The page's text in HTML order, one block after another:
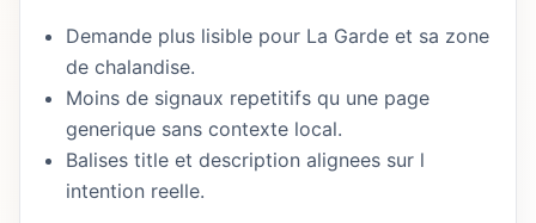
Demande plus lisible pour La Garde et sa zone
de chalandise.
Moins de signaux repetitifs qu une page
generique sans contexte local.
Balises title et description alignees sur l
intention reelle.